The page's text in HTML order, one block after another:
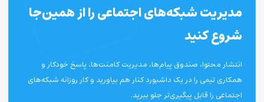
مدیریت شبکه‌های اجتماعی را از همین‌جا
شروع کنید
انتشار محتوا، صندوق پیام‌ها، مدیریت کامنت‌ها، پاسخ خودکار و
همکاری تیمی را در یک داشبورد کنار هم بیاورید و کار روزانه شبکه‌های
اجتماعی را قابل پیگیری‌تر جلو ببرید.